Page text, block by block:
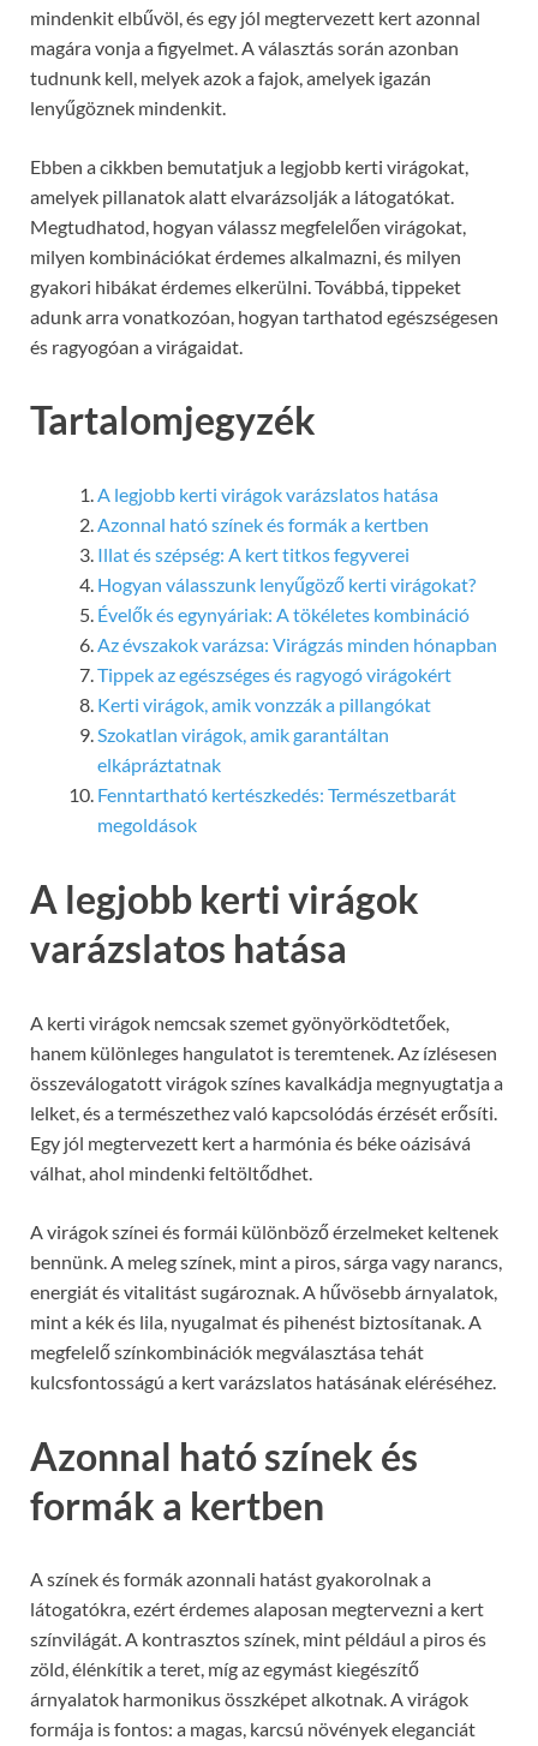
mindenkit elbűvöl, és egy jól megtervezett kert azonnal
magára vonja a figyelmet. A választás során azonban
tudnunk kell, melyek azok a fajok, amelyek igazán
lenyűgöznek mindenkit.
Ebben a cikkben bemutatjuk a legjobb kerti virágokat,
amelyek pillanatok alatt elvarázsolják a látogatókat.
Megtudhatod, hogyan válassz megfelelően virágokat,
milyen kombinációkat érdemes alkalmazni, és milyen
gyakori hibákat érdemes elkerülni. Továbbá, tippeket
adunk arra vonatkozóan, hogyan tarthatod egészségesen
és ragyogóan a virágaidat.
Tartalomjegyzék
A legjobb kerti virágok varázslatos hatása
Azonnal ható színek és formák a kertben
Illat és szépség: A kert titkos fegyverei
Hogyan válasszunk lenyűgöző kerti virágokat?
Évelők és egynyáriak: A tökéletes kombináció
Az évszakok varázsa: Virágzás minden hónapban
Tippek az egészséges és ragyogó virágokért
Kerti virágok, amik vonzzák a pillangókat
Szokatlan virágok, amik garantáltan
elkápráztatnak
Fenntartható kertészkedés: Természetbarát
megoldások
A legjobb kerti virágok
varázslatos hatása
A kerti virágok nemcsak szemet gyönyörködtetőek,
hanem különleges hangulatot is teremtenek. Az ízlésesen
összeválogatott virágok színes kavalkádja megnyugtatja a
lelket, és a természethez való kapcsolódás érzését erősíti.
Egy jól megtervezett kert a harmónia és béke oázisává
válhat, ahol mindenki feltöltődhet.
A virágok színei és formái különböző érzelmeket keltenek
bennünk. A meleg színek, mint a piros, sárga vagy narancs,
energiát és vitalitást sugároznak. A hűvösebb árnyalatok,
mint a kék és lila, nyugalmat és pihenést biztosítanak. A
megfelelő színkombinációk megválasztása tehát
kulcsfontosságú a kert varázslatos hatásának eléréséhez.
Azonnal ható színek és
formák a kertben
A színek és formák azonnali hatást gyakorolnak a
látogatókra, ezért érdemes alaposan megtervezni a kert
színvilágát. A kontrasztos színek, mint például a piros és
zöld, élénkítik a teret, míg az egymást kiegészítő
árnyalatok harmonikus összképet alkotnak. A virágok
formája is fontos: a magas, karcsú növények eleganciát